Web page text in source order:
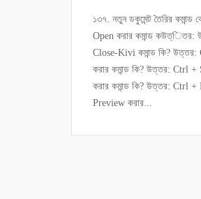
১৩৭. নতুন ডকুমেন্ট তৈরির
Open করার কমান্ড কউত্িতর:
Close-Kivi কমান্ড কি?
করার কমান্ড কি? উত্তর: Ctrl
করার কমান্ড কি? উত্তর: Ctrl
Preview করার...